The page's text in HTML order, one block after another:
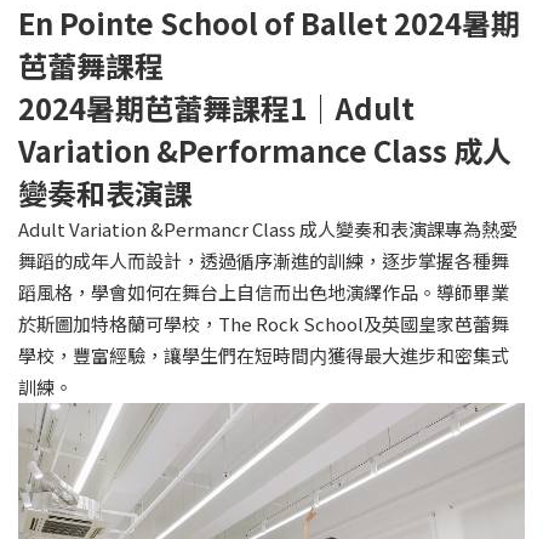
En Pointe School of Ballet 2024暑期
芭蕾舞課程
2024暑期芭蕾舞課程1 ｜Adult
Variation &Performance Class 成人
變奏和表演課
Adult Variation &Permancr Class 成人變奏和表演課專為熱愛
舞蹈的成年人而設計，透過循序漸進的訓練，逐步掌握各種舞
蹈風格，學會如何在舞台上自信而出色地演繹作品。導師畢業
於斯圖加特格蘭可學校，The Rock School及英國皇家芭蕾舞
學校，豐富經驗，讓學生們在短時間内獲得最大進步和密集式
訓練。